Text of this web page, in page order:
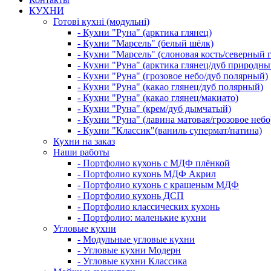
КУХНИ
Готові кухні (модульні)
- Кухни "Руна" (арктика глянец)
- Кухни "Марсель" (белый шёлк)
- Кухни "Марсель" (слоновая кость/северный
- Кухни "Руна" (арктика глянец/дуб
- Кухни "Руна" (грозовое небо/дуб полярный)
- Кухни "Руна" (какао глянец/дуб полярный)
- Кухни "Руна" (какао глянец/макиато)
- Кухни "Руна" (крем/дуб дымчатый)
- Кухни "Руна" (лавина матовая/грозовое
- Кухни "Классик"(ваниль супермат/патина)
Кухни на заказ
Наши работы
- Портфолио кухонь с МДФ плёнкой
- Портфолио кухонь МДФ Акрил
- Портфолио кухонь с крашеным МДФ
- Портфолио кухонь ДСП
- Портфолио классических кухонь
- Портфолио: маленькие кухни
Угловые кухни
- Модульные угловые кухни
- Угловые кухни Модерн
- Угловые кухни Классика